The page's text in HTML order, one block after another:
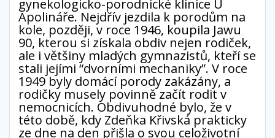
gynekologicko-porodnické klinice U
Apolináře. Nejdřív jezdila k porodům na
kole, později, v roce 1946, koupila Jawu
90, kterou si získala obdiv nejen rodiček,
ale i většiny mladých gymnazistů, kteří se
stali jejími “dvorními mechaniky”. V roce
1949 byly domácí porody zakázány, a
rodičky musely povinně začít rodit v
nemocnicích. Obdivuhodné bylo, že v
této době, kdy Zdeňka Křivská prakticky
ze dne na den přišla o svou celoživotní